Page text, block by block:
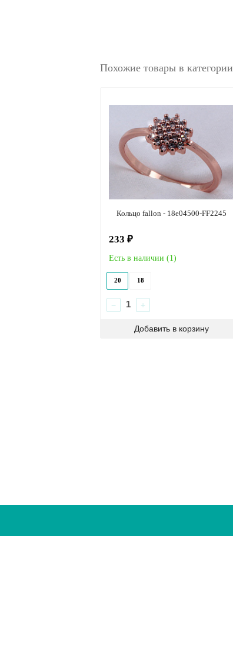
Похожие товары в категории
Кольцо fallon - 18e04500-FF2245
233 ₽
Есть в наличии (1)
20 18
− +